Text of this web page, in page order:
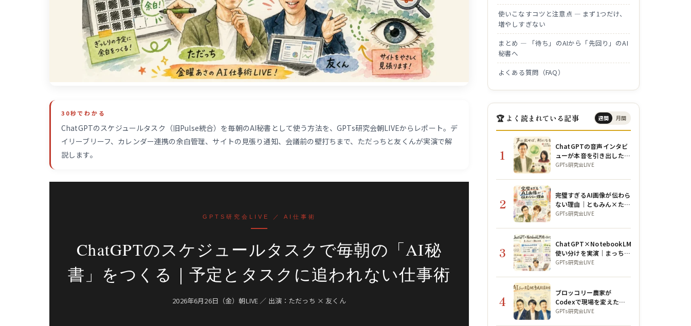
30秒でわかる
ChatGPTのスケジュールタスク（旧Pulse統合）を毎朝のAI秘書として使う方法を、GPTs研究会朝LIVEからレポート。デ
イリーブリーフ、カレンダー連携の余白管理、サイトの見張り通知、会議前の壁打ちまで、ただっちと友くんが実演で解
説します。
GPTS研究会LIVE ／ AI仕事術
ChatGPTのスケジュールタスクで毎朝の「AI秘
書」をつくる｜予定とタスクに追われない仕事術
2026年6月26日（金）朝LIVE ／ 出演：ただっち × 友くん
使いこなすコツと注意点 ― まず1つだけ、
増やしすぎない
まとめ ― 「待ち」のAIから「先回り」のAI
秘書へ
よくある質問（FAQ）
🏆 よく読まれている記事 週間 月間
1
ChatGPTの音声インタビ
ューが本音を引き出した話
｜GPTs研究会朝LIVE
GPTs研究会LIVE
2
完璧すぎるAI画像が伝わら
ない理由｜ともみん×ただ
っちのAIデザイン実演
GPTs研究会LIVE
3
ChatGPT×NotebookLM
使い分けを実演｜まっちん
ぐー朝LIVE
GPTs研究会LIVE
4
ブロッコリー農家が
Codexで現場を変えた話
｜GPTs研究会×WACAコ
GPTs研究会LIVE